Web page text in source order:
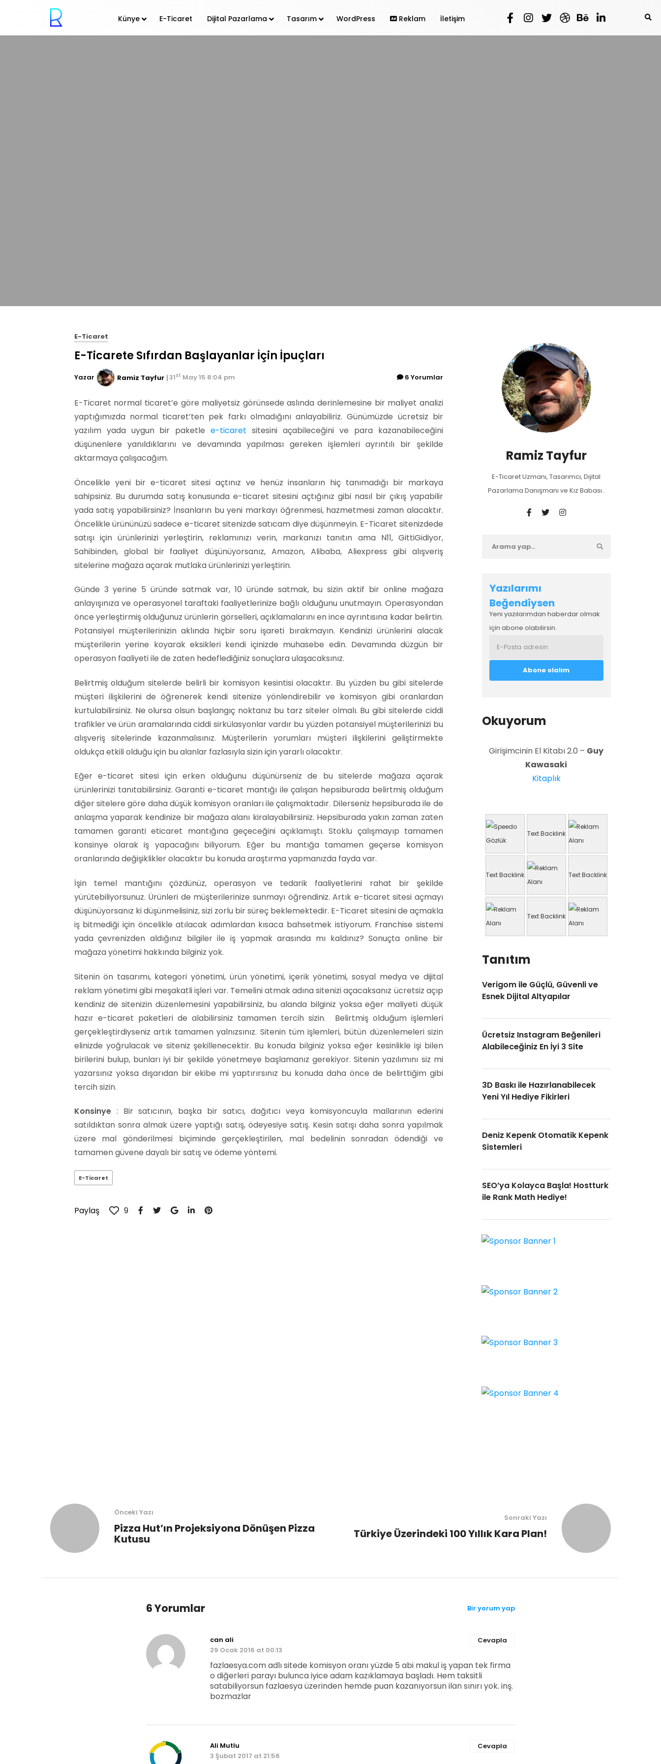
Künye E-Ticaret Dijital Pazarlama Tasarım WordPress Reklam İletişim
E-Ticaret
E-Ticarete Sıfırdan Başlayanlar İçin İpuçları
Yazar Ramiz Tayfur 31st May 15 8:04 pm 6 Yorumlar
E-Ticaret normal ticaret’e göre maliyetsiz görünsede aslında derinlemesine bir maliyet analizi
yaptığımızda normal ticaret’ten pek farkı olmadığını anlayabiliriz. Günümüzde ücretsiz bir
yazılım yada uygun bir paketlee-ticaret sitesini açabileceğini ve para kazanabileceğini
düşünenlere yanıldıklarını ve devamında yapılması gereken işlemleri ayrıntılı bir şekilde
aktarmaya çalışacağım.
Öncelikle yeni bir e-ticaret sitesi açtınız ve henüz insanların hiç tanımadığı bir markaya
sahipsiniz. Bu durumda satış konusunda e-ticaret sitesini açtığınız gibi nasıl bir çıkış yapabilir
yada satış yapabilirsiniz? İnsanların bu yeni markayı öğrenmesi, hazmetmesi zaman alacaktır.
Öncelikle ürününüzü sadece e-ticaret sitenizde satıcam diye düşünmeyin. E-Ticaret sitenizdede
satışı için ürünlerinizi yerleştirin, reklamınızı verin, markanızı tanıtın ama N11, GittiGidiyor,
Sahibinden, global bir faaliyet düşünüyorsanız, Amazon, Alibaba, Aliexpress gibi alışveriş
sitelerine mağaza açarak mutlaka ürünlerinizi yerleştirin.
Günde 3 yerine 5 üründe satmak var, 10 üründe satmak, bu sizin aktif bir online mağaza
anlayışınıza ve operasyonel taraftaki faaliyetlerinize bağlı olduğunu unutmayın. Operasyondan
önce yerleştirmiş olduğunuz ürünlerin görselleri, açıklamalarını en ince ayrıntısına kadar belirtin.
Potansiyel müşterilerinizin aklında hiçbir soru işareti bırakmayın. Kendinizi ürünlerini alacak
müşterilerin yerine koyarak eksikleri kendi içinizde muhasebe edin. Devamında düzgün bir
operasyon faaliyeti ile de zaten hedeflediğiniz sonuçlara ulaşacaksınız.
Belirtmiş olduğum sitelerde belirli bir komisyon kesintisi olacaktır. Bu yüzden bu gibi sitelerde
müşteri ilişkilerini de öğrenerek kendi sitenize yönlendirebilir ve komisyon gibi oranlardan
kurtulabilirsiniz. Ne olursa olsun başlangıç noktanız bu tarz siteler olmalı. Bu gibi sitelerde ciddi
trafikler ve ürün aramalarında ciddi sirkülasyonlar vardır bu yüzden potansiyel müşterilerinizi bu
alışveriş sitelerinde kazanmalısınız. Müşterilerin yorumları müşteri ilişkilerini geliştirmekte
oldukça etkili olduğu için bu alanlar fazlasıyla sizin için yararlı olacaktır.
Eğer e-ticaret sitesi için erken olduğunu düşünürseniz de bu sitelerde mağaza açarak
ürünlerinizi tanıtabilirsiniz. Garanti e-ticaret mantığı ile çalışan hepsiburada belirtmiş olduğum
diğer sitelere göre daha düşük komisyon oranları ile çalışmaktadır. Dilerseniz hepsiburada ile de
anlaşma yaparak kendinize bir mağaza alanı kiralayabilirsiniz. Hepsiburada yakın zaman zaten
tamamen garanti eticaret mantığına geçeceğini açıklamıştı. Stoklu çalışmayıp tamamen
konsinye olarak iş yapacağını biliyorum. Eğer bu mantığa tamamen geçerse komisyon
oranlarında değişiklikler olacaktır bu konuda araştırma yapmanızda fayda var.
İşin temel mantığını çözdünüz, operasyon ve tedarik faaliyetlerini rahat bir şekilde
yürütebiliyorsunuz. Ürünleri de müşterilerinize sunmayı öğrendiniz. Artık e-ticaret sitesi açmayı
düşünüyorsanız ki düşünmelisiniz, sizi zorlu bir süreç beklemektedir. E-Ticaret sitesini de açmakla
iş bitmediği için öncelikle atılacak adımlardan kısaca bahsetmek istiyorum. Franchise sistemi
yada çevrenizden aldığınız bilgiler ile iş yapmak arasında mı kaldınız? Sonuçta online bir
mağaza yönetimi hakkında bilginiz yok.
Sitenin ön tasarımı, kategori yönetimi, ürün yönetimi, içerik yönetimi, sosyal medya ve dijital
reklam yönetimi gibi meşakatli işleri var. Temelini atmak adına sitenizi açacaksanız ücretsiz açıp
kendiniz de sitenizin düzenlemesini yapabilirsiniz, bu alanda bilginiz yoksa eğer maliyeti düşük
hazır e-ticaret paketleri de alabilirsiniz tamamen tercih sizin. Belirtmiş olduğum işlemleri
gerçekleştirdiyseniz artık tamamen yalnızsınız. Sitenin tüm işlemleri, bütün düzenlemeleri sizin
elinizde yoğrulacak ve siteniz şekillenecektir. Bu konuda bilginiz yoksa eğer kesinlikle işi bilen
birilerini bulup, bunları iyi bir şekilde yönetmeye başlamanız gerekiyor. Sitenin yazılımını siz mi
yazarsınız yoksa dışarıdan bir ekibe mi yaptırırsınız bu konuda daha önce de belirttiğim gibi
tercih sizin.
Konsinye: Bir satıcının, başka bir satıcı, dağıtıcı veya komisyoncuyla mallarının ederini
satıldıktan sonra almak üzere yaptığı satış, ödeyesiye satış. Kesin satışı daha sonra yapılmak
üzere mal gönderilmesi biçiminde gerçekleştirilen, mal bedelinin sonradan ödendiği ve
tamamen güvene dayalı bir satış ve ödeme yöntemi.
E-Ticaret
Paylaş 9
Ramiz Tayfur
E-Ticaret Uzmanı, Tasarımcı, Dijital
Pazarlama Danışmanı ve Kız Babası..
Yazılarımı
Beğendiysen
Yeni yazılarımdan haberdar olmak
için abone olabilirsin.
Okuyorum
Girişimcinin El Kitabı 2.0 – Guy
Kawasaki
Kitaplık
Text Backlink
Text Backlink Text Backlink
Text Backlink
Tanıtım
Verigom ile Güçlü, Güvenli ve
Esnek Dijital Altyapılar
Ücretsiz Instagram Beğenileri
Alabileceğiniz En İyi 3 Site
3D Baskı ile Hazırlanabilecek
Yeni Yıl Hediye Fikirleri
Deniz Kepenk Otomatik Kepenk
Sistemleri
SEO’ya Kolayca Başla! Hostturk
ile Rank Math Hediye!
Önceki Yazı
Pizza Hut’ın Projeksiyona Dönüşen Pizza
Kutusu
Sonraki Yazı
Türkiye Üzerindeki 100 Yıllık Kara Plan!
6 Yorumlar Bir yorum yap
Cevapla
can ali
29 Ocak 2016 at 00:13
fazlaesya.com adlı sitede komisyon oranı yüzde 5 abi makul iş yapan tek firma
o diğerleri parayı bulunca iyice adam kazıklamaya başladı. Hem taksitli
satabiliyorsun fazlaesya üzerinden hemde puan kazanıyorsun ilan sınırı yok. inş.
bozmazlar
Cevapla
Ali Mutlu
3 Şubat 2017 at 21:56